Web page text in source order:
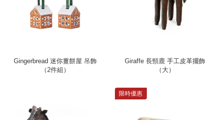
Gingerbread 迷你薑餅屋 吊飾
（2件組）
Giraffe 長頸鹿 手工皮革擺飾
（大）
限時優惠